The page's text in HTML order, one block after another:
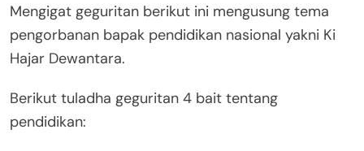
Mengigat geguritan berikut ini mengusung tema
pengorbanan bapak pendidikan nasional yakni Ki
Hajar Dewantara.
Berikut tuladha geguritan 4 bait tentang
pendidikan: